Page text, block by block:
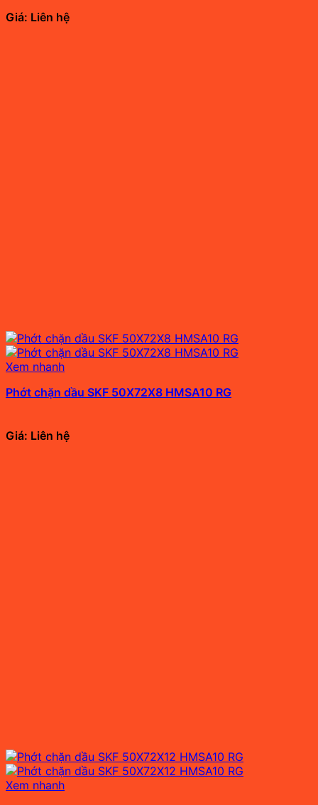
Giá: Liên hệ
Xem nhanh
Phớt chặn dầu SKF 50X72X8 HMSA10 RG
Giá: Liên hệ
Xem nhanh